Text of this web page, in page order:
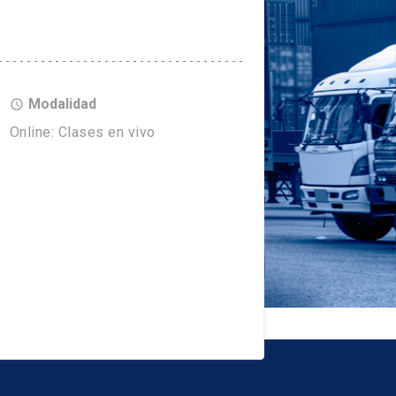
access_time Modalidad
Online: Clases en vivo